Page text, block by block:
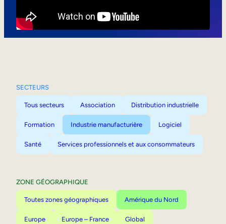
SECTEURS
Tous secteurs Association Distribution industrielle
Formation Industrie manufacturière Logiciel
Santé Services professionnels et aux consommateurs
ZONE GÉOGRAPHIQUE
Toutes zones géographiques Amérique du Nord
Europe Europe – France Global